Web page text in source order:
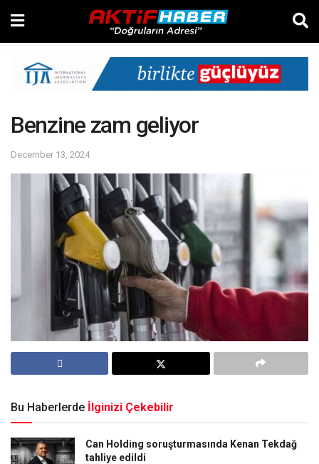
Benzine zam geliyor
December 13, 2024
Bu Haberlerde İlginizi Çekebilir
Can Holding soruşturmasında Kenan Tekdağ
tahliye edildi